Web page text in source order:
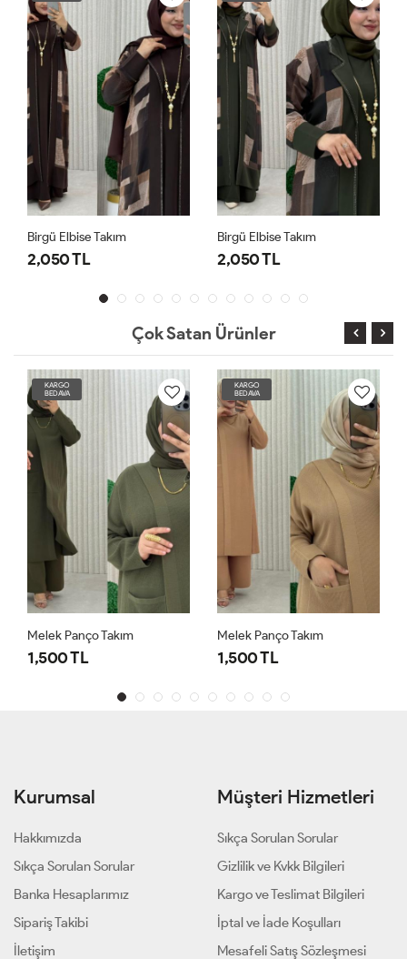
Birgü Elbise Takım
2,050 TL
Birgü Elbise Takım
2,050 TL
Çok Satan Ürünler
KARGO
BEDAVA
Melek Panço Takım
1,500 TL
KARGO
BEDAVA
Melek Panço Takım
1,500 TL
Kurumsal
Hakkımızda
Sıkça Sorulan Sorular
Banka Hesaplarımız
Sipariş Takibi
İletişim
Müşteri Hizmetleri
Sıkça Sorulan Sorular
Gizlilik ve Kvkk Bilgileri
Kargo ve Teslimat Bilgileri
İptal ve İade Koşulları
Mesafeli Satış Sözleşmesi